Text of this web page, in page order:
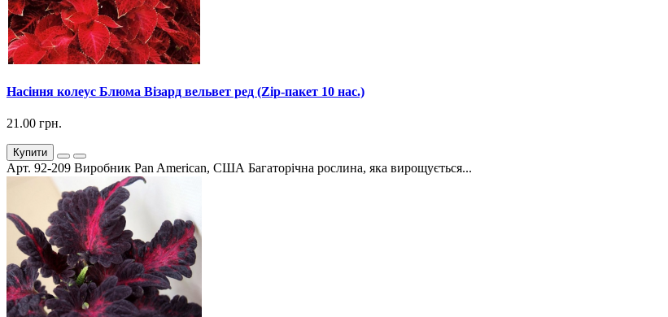
Насіння колеус Блюма Візард вельвет ред (Zip-пакет 10 нас.)
21.00 грн.
Купити
Арт. 92-209 Виробник Pan American, США Багаторічна рослина, яка вирощується...